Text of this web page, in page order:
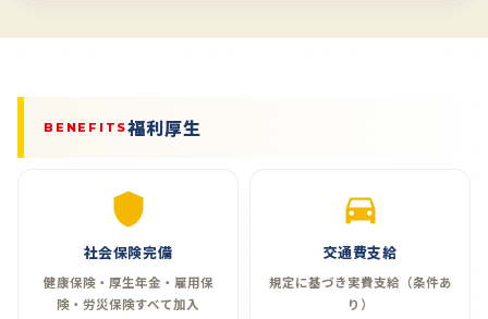
BENEFITS福利厚生
社会保険完備
健康保険・厚生年金・雇用保
険・労災保険すべて加入
交通費支給
規定に基づき実費支給（条件あ
り）